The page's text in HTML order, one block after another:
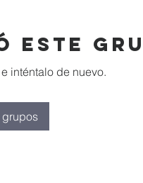
este
inténtalo de nuevo.
grupos